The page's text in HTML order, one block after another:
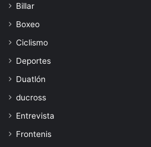
Billar
Boxeo
Ciclismo
Deportes
Duatlón
ducross
Entrevista
Frontenis